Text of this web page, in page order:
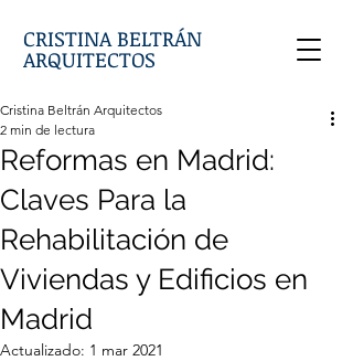
CRISTINA BELTRÁN
ARQUITECTOS
Reformas en Madrid:
Claves Para la
Rehabilitación de
Viviendas y Edificios en
Madrid
Cristina Beltrán Arquitectos
2 min de lectura
Actualizado: 1 mar 2021